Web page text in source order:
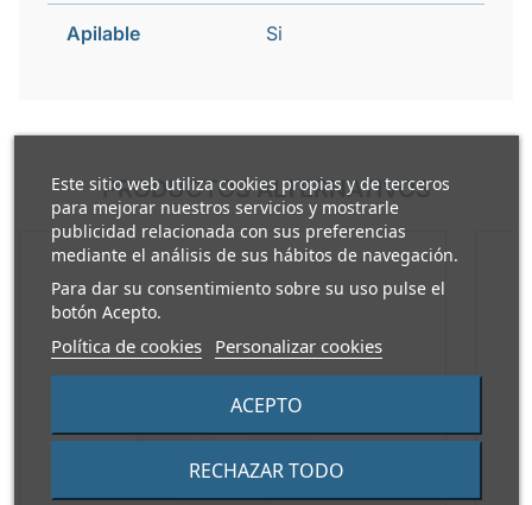
Este sitio web utiliza cookies propias y de terceros
para mejorar nuestros servicios y mostrarle
publicidad relacionada con sus preferencias
mediante el análisis de sus hábitos de navegación.
Para dar su consentimiento sobre su uso pulse el
botón Acepto.
Política de cookies Personalizar cookies
RECHAZAR TODO
ACEPTO
Apilable Si
PRODUCTOS ALTERNATIVOS